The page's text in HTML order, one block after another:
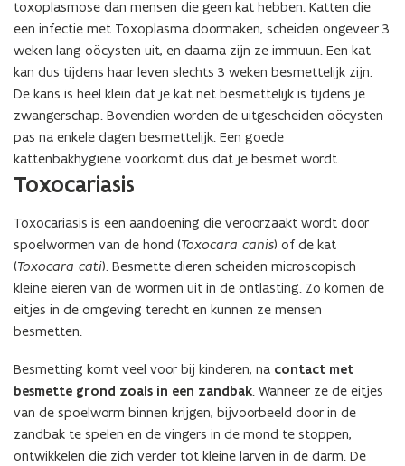
toxoplasmose dan mensen die geen kat hebben. Katten die
een infectie met Toxoplasma doormaken, scheiden ongeveer 3
weken lang oöcysten uit, en daarna zijn ze immuun. Een kat
kan dus tijdens haar leven slechts 3 weken besmettelijk zijn.
De kans is heel klein dat je kat net besmettelijk is tijdens je
zwangerschap. Bovendien worden de uitgescheiden oöcysten
pas na enkele dagen besmettelijk. Een goede
kattenbakhygiëne voorkomt dus dat je besmet wordt.
Toxocariasis
Toxocariasis is een aandoening die veroorzaakt wordt door
spoelwormen van de hond (Toxocara canis) of de kat
(Toxocara cati). Besmette dieren scheiden microscopisch
kleine eieren van de wormen uit in de ontlasting. Zo komen de
eitjes in de omgeving terecht en kunnen ze mensen
besmetten.
Besmetting komt veel voor bij kinderen, na contact met
besmette grond zoals in een zandbak. Wanneer ze de eitjes
van de spoelworm binnen krijgen, bijvoorbeeld door in de
zandbak te spelen en de vingers in de mond te stoppen,
ontwikkelen die zich verder tot kleine larven in de darm. De